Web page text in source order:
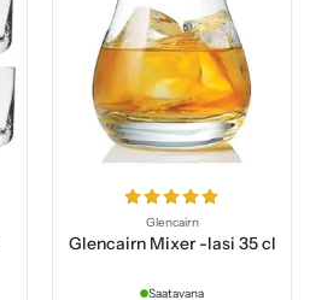
Glencairn
Glencairn Mixer -lasi 35 cl
Saatavana